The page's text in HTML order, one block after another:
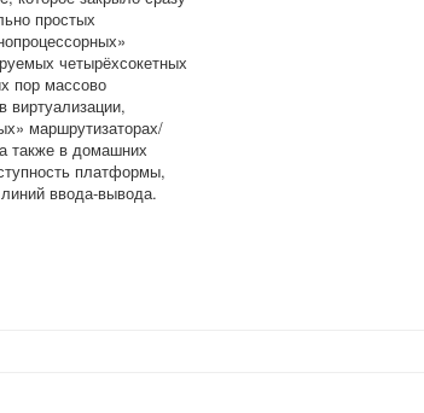
простых
четырёхсокетных
пор массово
виртуализации,
маршрутизаторах/
также в домашних
платформы,
ввода-вывода.